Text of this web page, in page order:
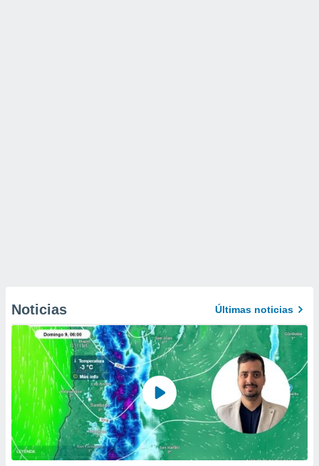
Noticias Últimas noticias